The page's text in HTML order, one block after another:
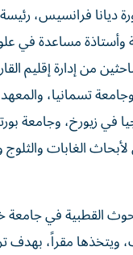
ديانا فرانسيس،
وأستاذة مساعدة في
من إدارة إقليم
تسمانيا،
في زيورخ، وجامعة
الغابات والثلوج
القطبية في جامعة
ويتخذها مقراً، بهدف